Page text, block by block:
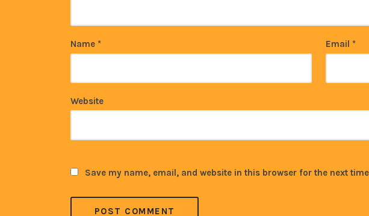
Name * Email *
Website
Save my name, email, and website in this browser for the next